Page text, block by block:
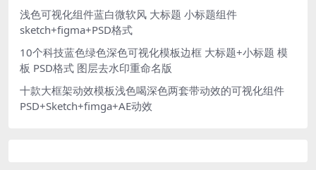
浅色可视化组件蓝白微软风 大标题 小标题组件
sketch+figma+PSD格式
10个科技蓝色绿色深色可视化模板边框 大标题+小标题 模
板 PSD格式 图层去水印重命名版
十款大框架动效模板浅色喝深色两套带动效的可视化组件
PSD+Sketch+fimga+AE动效